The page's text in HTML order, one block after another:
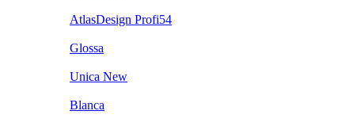
AtlasDesign Profi54
Glossa
Unica New
Blanca